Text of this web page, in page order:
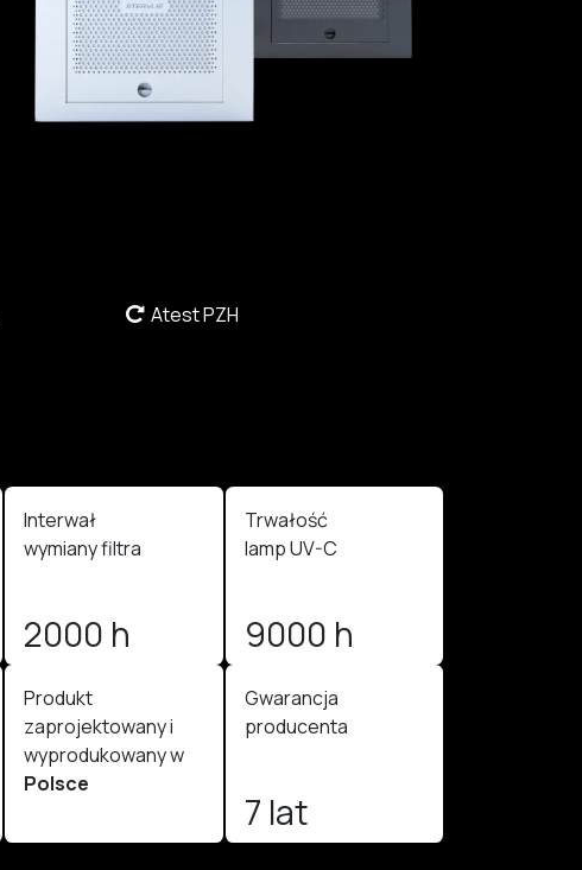
Atest PZH
Interwał
wymiany filtra
2000 h
Trwałość
lamp UV-C
9000 h
Gwarancja
producenta
7 lat
Produkt
zaprojektowany i
wyprodukowany w
Polsce